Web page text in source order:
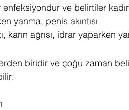
ve belirtiler
yanma, penis akıntısı
karın ağrısı, idrar yaparken
biridir ve çoğu zaman